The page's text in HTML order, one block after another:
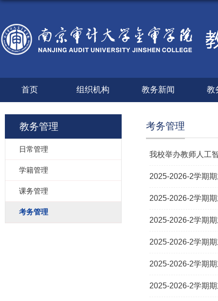
首页 组织机构 教务新闻 教
教务管理
日常管理
学籍管理
课务管理
考务管理
考务管理
我校举办教师人工
2025-2026-2学期
2025-2026-2学期
2025-2026-2学期
2025-2026-2学期
2025-2026-2学期
2025-2026-2学期